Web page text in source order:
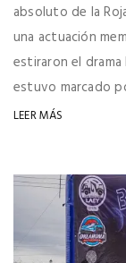
absoluto de la
una actuación
estiraron el
estuvo marcado
LEER MÁS